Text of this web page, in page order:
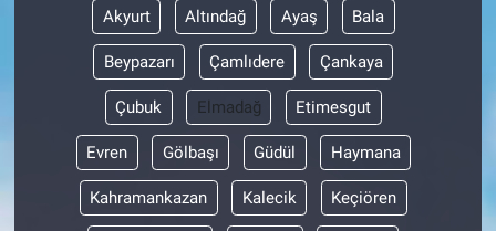
Akyurt Altındağ Ayaş Bala
Beypazarı Çamlıdere Çankaya
Çubuk Elmadağ Etimesgut
Evren Gölbaşı Güdül Haymana
Kahramankazan Kalecik Keçiören